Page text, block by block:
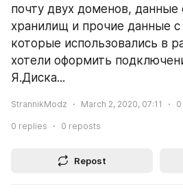
почту двух доменов, данные
хранилищ и прочие данные
которые использовались в
хотели оформить
Я.Диска...
StrannikModz March 2, 2020, 07:11 0
0 replies 0 reposts
Repost